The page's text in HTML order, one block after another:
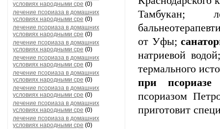
условиях народными сре (0)
лечение псориаза в домашних
условиях народными сре (0)
лечение псориаза в домашних
условиях народными сре (0)
лечение псориаза в домашних
условиях народными сре (0)
лечение псориаза в домашних
условиях народными сре (0)
лечение псориаза в домашних
условиях народными сре (0)
лечение псориаза в домашних
условиях народными сре (0)
лечение псориаза в домашних
условиях народными сре (0)
лечение псориаза в домашних
условиях народными сре (0)
Тамбукан;
от Уфы;
натриевой
термального
при псориазе
псориазом
приготовит